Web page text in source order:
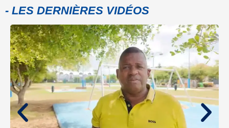
- LES DERNIÈRES VIDÉOS